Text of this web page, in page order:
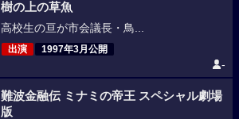
樹の上の草魚
高校生の亘が市会議長・鳥...
出演 1997年3月公開
-
難波金融伝 ミナミの帝王 スペシャル劇場
版